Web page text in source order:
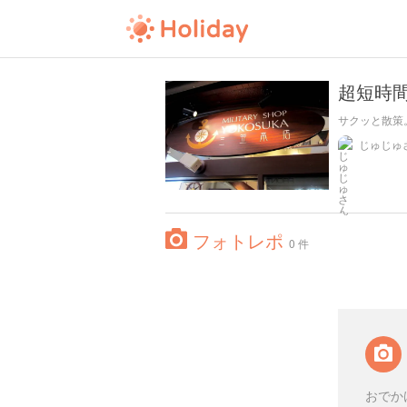
超短時
サクッと散
じゅじゅ
フォトレポ 0 件
おで